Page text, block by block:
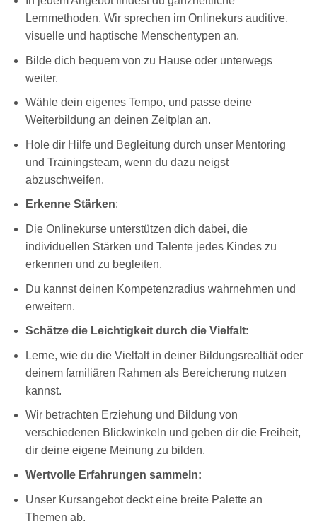
Lernmethoden. Wir sprechen im Onlinekurs auditive,
visuelle und haptische Menschentypen an.
Bilde dich bequem von zu Hause oder unterwegs
weiter.
Wähle dein eigenes Tempo, und passe deine
Weiterbildung an deinen Zeitplan an.
Hole dir Hilfe und Begleitung durch unser Mentoring
und Trainingsteam, wenn du dazu neigst
abzuschweifen.
Erkenne Stärken:
Die Onlinekurse unterstützen dich dabei, die
individuellen Stärken und Talente jedes Kindes zu
erkennen und zu begleiten.
Du kannst deinen Kompetenzradius wahrnehmen und
erweitern.
Schätze die Leichtigkeit durch die Vielfalt:
Lerne, wie du die Vielfalt in deiner Bildungsrealtiät oder
deinem familiären Rahmen als Bereicherung nutzen
kannst.
Wir betrachten Erziehung und Bildung von
verschiedenen Blickwinkeln und geben dir die Freiheit,
dir deine eigene Meinung zu bilden.
Wertvolle Erfahrungen sammeln:
Unser Kursangebot deckt eine breite Palette an
Themen ab.